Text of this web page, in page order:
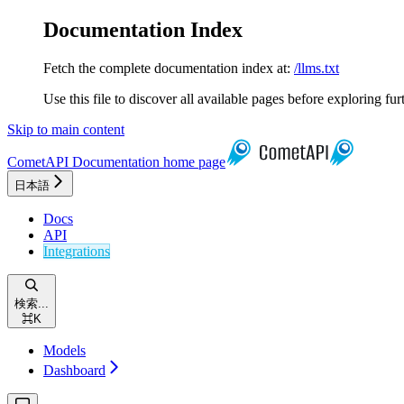
Documentation Index
Fetch the complete documentation index at: /llms.txt
Use this file to discover all available pages before exploring
Skip to main content
CometAPI Documentation home page
日本語
Docs
API
Integrations
検索...
⌘K
Models
Dashboard